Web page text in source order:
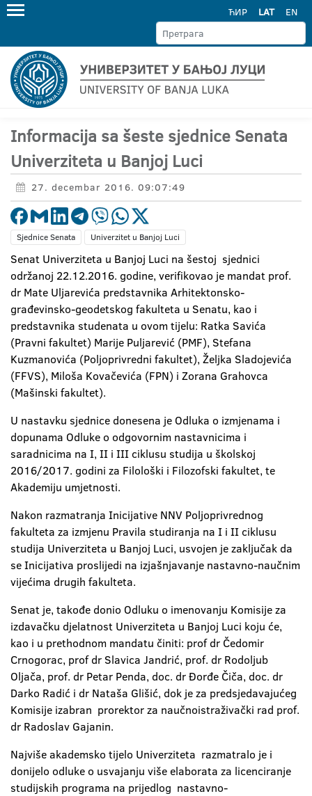
ЋИР LAT EN
Informacija sa šeste sjednice Senata
Univerziteta u Banjoj Luci
27. decembar 2016. 09:07:49
Sjednice Senata Univerzitet u Banjoj Luci
Senat Univerziteta u Banjoj Luci na šestoj sjednici
održanoj 22.12.2016. godine, verifikovao je mandat prof.
dr Mate Uljarevića predstavnika Arhitektonsko-
građevinsko-geodetskog fakulteta u Senatu, kao i
predstavnika studenata u ovom tijelu: Ratka Savića
(Pravni fakultet) Marije Puljarević (PMF), Stefana
Kuzmanovića (Poljoprivredni fakultet), Željka Sladojevića
(FFVS), Miloša Kovačevića (FPN) i Zorana Grahovca
(Mašinski fakultet).
U nastavku sjednice donesena je Odluka o izmjenama i
dopunama Odluke o odgovornim nastavnicima i
saradnicima na I, II i III ciklusu studija u školskoj
2016/2017. godini za Filološki i Filozofski fakultet, te
Akademiju umjetnosti.
Nakon razmatranja Inicijative NNV Poljoprivrednog
fakulteta za izmjenu Pravila studiranja na I i II ciklusu
studija Univerziteta u Banjoj Luci, usvojen je zaključak da
se Inicijativa proslijedi na izjašnjavanje nastavno-naučnim
vijećima drugih fakulteta.
Senat je, takođe donio Odluku o imenovanju Komisije za
izdavačku djelatnost Univerziteta u Banjoj Luci koju će,
kao i u prethodnom mandatu činiti: prof dr Čedomir
Crnogorac, prof dr Slavica Jandrić, prof. dr Rodoljub
Oljača, prof. dr Petar Penda, doc. dr Đorđe Čiča, doc. dr
Darko Radić i dr Nataša Glišić, dok je za predsjedavajućeg
Komisije izabran prorektor za naučnoistraživački rad prof.
dr Radoslav Gajanin.
Najviše akademsko tijelo Univerziteta razmatralo je i
donijelo odluke o usvajanju više elaborata za licenciranje
studijskih programa na prijedlog nastavno-